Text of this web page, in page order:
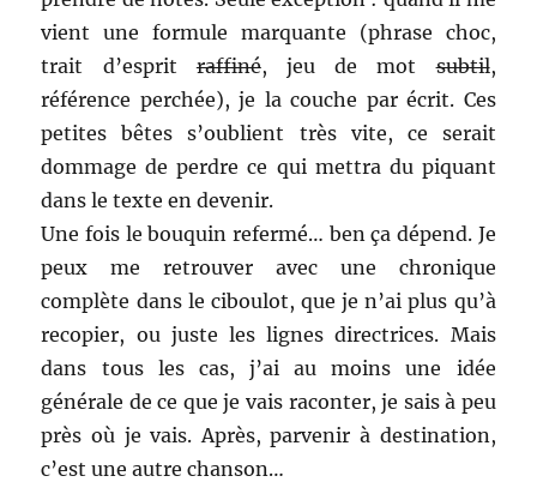
vient une formule marquante (phrase choc,
trait d’espritraffiné, jeu de motsubtil,
référence perchée), je la couche par écrit. Ces
petites bêtes s’oublient très vite, ce serait
dommage de perdre ce qui mettra du piquant
dans le texte en devenir.
Une fois le bouquin refermé… ben ça dépend. Je
peux me retrouver avec une chronique
complète dans le ciboulot, que je n’ai plus qu’à
recopier, ou juste les lignes directrices. Mais
dans tous les cas, j’ai au moins une idée
générale de ce que je vais raconter, je sais à peu
près où je vais. Après, parvenir à destination,
c’est une autre chanson…